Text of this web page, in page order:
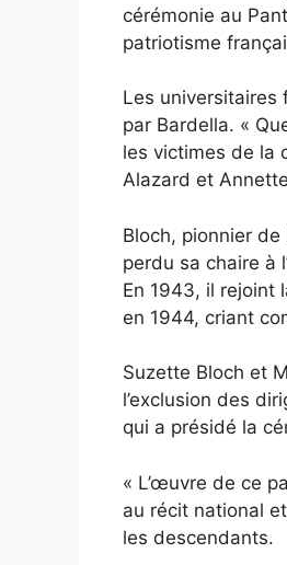
cérémonie au
patriotisme
Les universitaires
par Bardella. «
les victimes de la
Alazard et
Bloch, pionnier
perdu sa chaire à
En 1943, il rejoint
en 1944, criant
Suzette Bloch et
l’exclusion des
qui a présidé la
« L’œuvre de ce
au récit national
les descendants.